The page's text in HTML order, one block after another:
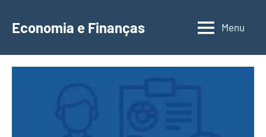
para
conteúdo
Economia e Finanças
Depósitos
Menu